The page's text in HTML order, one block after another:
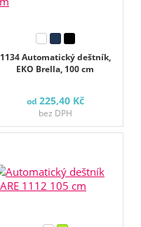
1134 Automatický deštník,
EKO Brella, 100 cm
od 225,40 Kč
bez DPH